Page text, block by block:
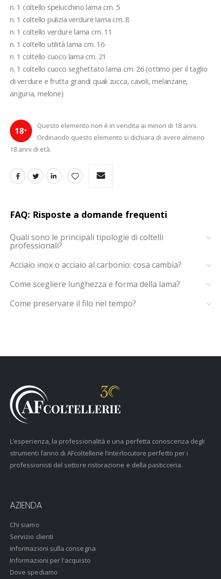
n. 1 coltello spelucchino lama cm. 5
n. 1 coltello pulizia verdure lama cm. 8
n. 1 coltello verdure lama cm. 11
n. 1 coltello utilità lama cm. 16
n. 1 coltello cuoco lama cm. 21
n. 1 coltello cuoco seghettato lama cm. 26 (ottimo per il taglio
di verdure e frutta grandi quali zucca, cavoli, melanzane,
anguria, melone)
18+
Questo elemento non è in vendita ai minori di 18 anni.
Ordinando questo elemento si dichiara di avere almeno
18 anni di età.
FAQ: Risposte a domande frequenti
Quali sono le principali tipologie di coltelli
professionali?
Acciaio inox o acciaio al carbonio: cosa cambia?
Come scegliere lunghezza e forma della lama?
Come preservare il filo nel tempo?
L’esperienza, la professionalità e una perfetta conoscenza degli
strumenti fanno di AFcoltellerie l’interlocutore perfetto per i
professionisti del settore ristorazione e della pasticceria.
AZIENDA
Chi siamo
Servizio clienti
Informazioni sulla consegna
Informazioni per l'acquisto
Dove spediamo